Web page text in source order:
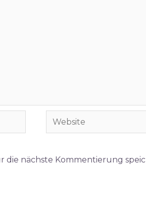
Website
die nächste Kommentierung